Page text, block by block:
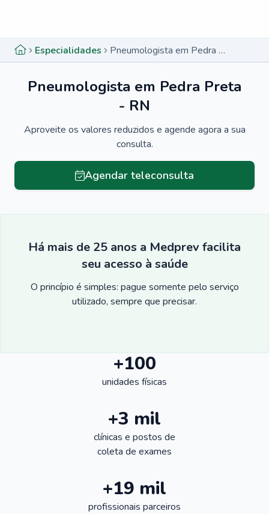
Especialidades Pneumologista em Pedra Preta - RN
Pneumologista em Pedra Preta
- RN
Aproveite os valores reduzidos e agende agora a sua
consulta.
Agendar teleconsulta
Há mais de 25 anos a Medprev facilita
seu acesso à saúde
O princípio é simples: pague somente pelo serviço
utilizado, sempre que precisar.
+100
unidades físicas
+3 mil
clínicas e postos de
coleta de exames
+19 mil
profissionais parceiros